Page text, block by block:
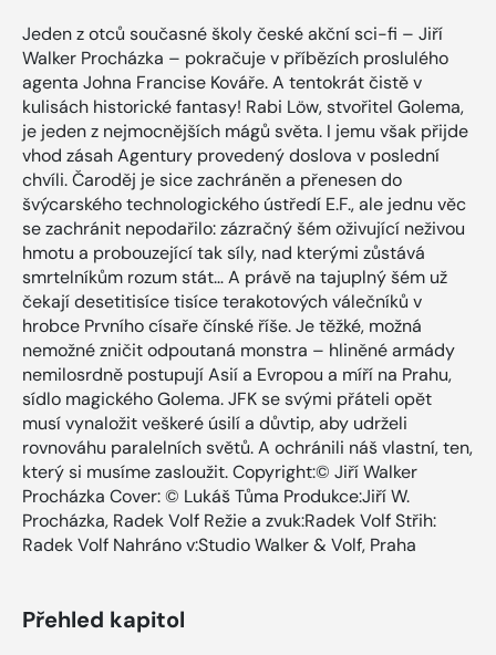
Jeden z otců současné školy české akční sci-fi – Jiří
Walker Procházka – pokračuje v příbězích proslulého
agenta Johna Francise Kováře. A tentokrát čistě v
kulisách historické fantasy! Rabi Löw, stvořitel Golema,
je jeden z nejmocnějších mágů světa. I jemu však přijde
vhod zásah Agentury provedený doslova v poslední
chvíli. Čaroděj je sice zachráněn a přenesen do
švýcarského technologického ústředí E.F., ale jednu věc
se zachránit nepodařilo: zázračný šém oživující neživou
hmotu a probouzející tak síly, nad kterými zůstává
smrtelníkům rozum stát… A právě na tajuplný šém už
čekají desetitisíce tisíce terakotových válečníků v
hrobce Prvního císaře čínské říše. Je těžké, možná
nemožné zničit odpoutaná monstra – hliněné armády
nemilosrdně postupují Asií a Evropou a míří na Prahu,
sídlo magického Golema. JFK se svými přáteli opět
musí vynaložit veškeré úsilí a důvtip, aby udrželi
rovnováhu paralelních světů. A ochránili náš vlastní, ten,
který si musíme zasloužit. Copyright:© Jiří Walker
Procházka Cover: © Lukáš Tůma Produkce:Jiří W.
Procházka, Radek Volf Režie a zvuk:Radek Volf Střih:
Radek Volf Nahráno v:Studio Walker & Volf, Praha
Přehled kapitol